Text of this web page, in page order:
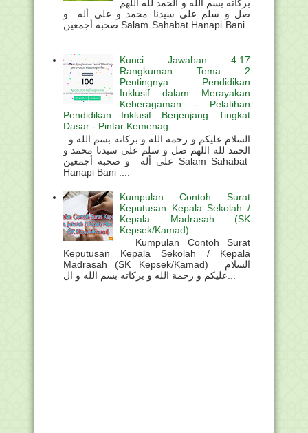
بركاته بسم الله و الحمد لله اللهم
صل و سلم على سيدنا محمد و على أله و
صحبه أجمعين Salam Sahabat Hanapi Bani .
Kunci Jawaban 4.17
Rangkuman Tema 2
Pentingnya Pendidikan
Inklusif dalam Merayakan
Keberagaman - Pelatihan
Pendidikan Inklusif Berjenjang Tingkat
Dasar - Pintar Kemenag
الحمد لله اللهم صل و سلم على سيدنا محمد و
على أله و صحبه أجمعين Salam Sahabat
Hanapi Bani ....
Kumpulan Contoh Surat
Keputusan Kepala Sekolah /
Kepala Madrasah (SK
Kepsek/Kamad)
Kumpulan Contoh Surat
Keputusan Kepala Sekolah / Kepala
Madrasah (SK Kepsek/Kamad) السلام
عليكم و رحمة الله و بركاته بسم الله و ال...